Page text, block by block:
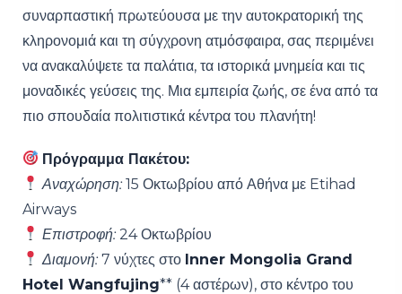
συναρπαστική πρωτεύουσα με την αυτοκρατορική της
κληρονομιά και τη σύγχρονη ατμόσφαιρα, σας περιμένει
να ανακαλύψετε τα παλάτια, τα ιστορικά μνημεία και τις
μοναδικές γεύσεις της. Μια εμπειρία ζωής, σε ένα από τα
πιο σπουδαία πολιτιστικά κέντρα του πλανήτη!
Πρόγραμμα Πακέτου:
Αναχώρηση:15 Οκτωβρίου από Αθήνα με Etihad
Airways
Επιστροφή:24 Οκτωβρίου
Διαμονή:7 νύχτες στο Inner Mongolia Grand
Hotel Wangfujing** (4 αστέρων), στο κέντρο του